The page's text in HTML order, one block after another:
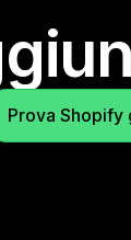
Prova